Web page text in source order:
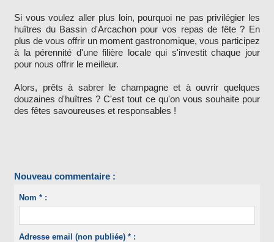
Si vous voulez aller plus loin, pourquoi ne pas privilégier les
huîtres du Bassin d'Arcachon pour vos repas de fête ? En
plus de vous offrir un moment gastronomique, vous participez
à la pérennité d'une filière locale qui s'investit chaque jour
pour nous offrir le meilleur.
Alors, prêts à sabrer le champagne et à ouvrir quelques
douzaines d'huîtres ? C'est tout ce qu'on vous souhaite pour
des fêtes savoureuses et responsables !
Nouveau commentaire :
Nom * :
Adresse email (non publiée) * :